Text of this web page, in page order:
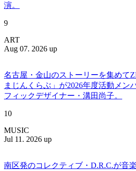
演。
9
ART
Aug 07. 2026 up
名古屋・金山のストーリーを集めて
まじんくらぶ」が2026年度活動メン
フィックデザイナー・溝田尚子。
10
MUSIC
Jul 11. 2026 up
南区発のコレクティブ・D.R.C.が⾳